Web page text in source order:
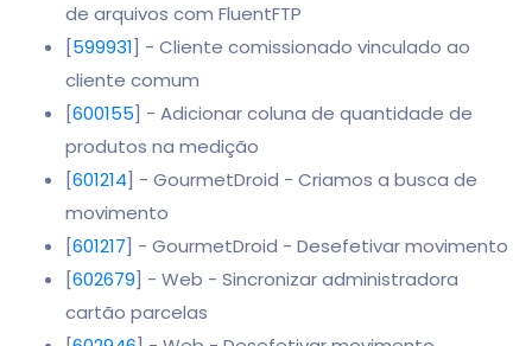
de arquivos com FluentFTP
[599931] - Cliente comissionado vinculado ao
cliente comum
[600155] - Adicionar coluna de quantidade de
produtos na medição
[601214] - GourmetDroid - Criamos a busca de
movimento
[601217] - GourmetDroid - Desefetivar movimento
[602679] - Web - Sincronizar administradora
cartão parcelas